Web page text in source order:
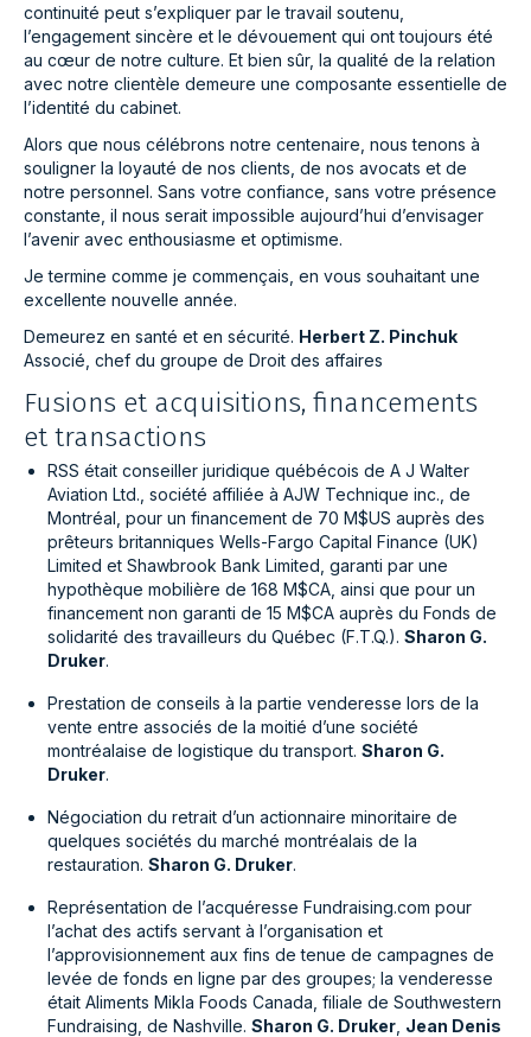
continuité peut s’expliquer par le travail soutenu,
l’engagement sincère et le dévouement qui ont toujours été
au cœur de notre culture. Et bien sûr, la qualité de la relation
avec notre clientèle demeure une composante essentielle de
l’identité du cabinet.
Alors que nous célébrons notre centenaire, nous tenons à
souligner la loyauté de nos clients, de nos avocats et de
notre personnel. Sans votre confiance, sans votre présence
constante, il nous serait impossible aujourd’hui d’envisager
l’avenir avec enthousiasme et optimisme.
Je termine comme je commençais, en vous souhaitant une
excellente nouvelle année.
Demeurez en santé et en sécurité. Herbert Z. Pinchuk
Associé, chef du groupe de Droit des affaires
Fusions et acquisitions, financements
et transactions
RSS était conseiller juridique québécois de A J Walter
Aviation Ltd., société affiliée à AJW Technique inc., de
Montréal, pour un financement de 70 M$US auprès des
prêteurs britanniques Wells-Fargo Capital Finance (UK)
Limited et Shawbrook Bank Limited, garanti par une
hypothèque mobilière de 168 M$CA, ainsi que pour un
financement non garanti de 15 M$CA auprès du Fonds de
solidarité des travailleurs du Québec (F.T.Q.). Sharon G.
Druker.
Prestation de conseils à la partie venderesse lors de la
vente entre associés de la moitié d’une société
montréalaise de logistique du transport. Sharon G.
Druker.
Négociation du retrait d’un actionnaire minoritaire de
quelques sociétés du marché montréalais de la
restauration. Sharon G. Druker.
Représentation de l’acquéresse Fundraising.com pour
l’achat des actifs servant à l’organisation et
l’approvisionnement aux fins de tenue de campagnes de
levée de fonds en ligne par des groupes; la venderesse
était Aliments Mikla Foods Canada, filiale de Southwestern
Fundraising, de Nashville. Sharon G. Druker Jean Denis